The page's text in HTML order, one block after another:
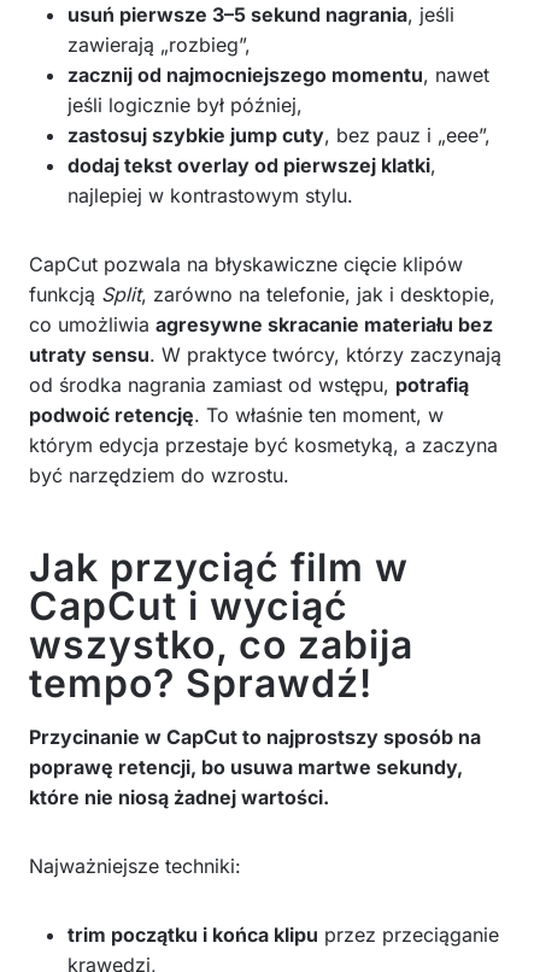
usuń pierwsze 3–5 sekund nagrania, jeśli
zawierają „rozbieg”,
zacznij od najmocniejszego momentu, nawet
jeśli logicznie był później,
zastosuj szybkie jump cuty, bez pauz i „eee”,
dodaj tekst overlay od pierwszej klatki,
najlepiej w kontrastowym stylu.
CapCut pozwala na błyskawiczne cięcie klipów
funkcją Split, zarówno na telefonie, jak i desktopie,
co umożliwia agresywne skracanie materiału bez
utraty sensu. W praktyce twórcy, którzy zaczynają
od środka nagrania zamiast od wstępu, potrafią
podwoić retencję. To właśnie ten moment, w
którym edycja przestaje być kosmetyką, a zaczyna
być narzędziem do wzrostu.
Jak przyciąć film w
CapCut i wyciąć
wszystko, co zabija
tempo? Sprawdź!
Przycinanie w CapCut to najprostszy sposób na
poprawę retencji, bo usuwa martwe sekundy,
które nie niosą żadnej wartości.
Najważniejsze techniki:
trim początku i końca klipu przez przeciąganie
krawędzi,